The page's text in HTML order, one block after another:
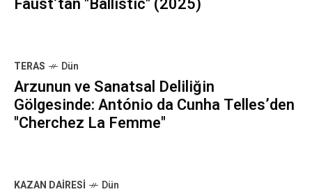
TERAS Dün
Arzunun ve Sanatsal Deliliğin
Gölgesinde: António da Cunha Telles’den
"Cherchez La Femme"
KAZAN DAIRESI Dün